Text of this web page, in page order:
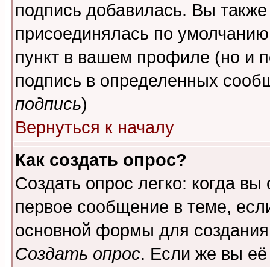
подпись добавилась. Вы
присоединялась по
пункт в вашем профиле (но и
подпись в определенных
подпись)
Вернуться к началу
Как создать опрос?
Создать опрос легко: когда
первое сообщение в теме,
основной формы для
Создать опрос. Если же вы её